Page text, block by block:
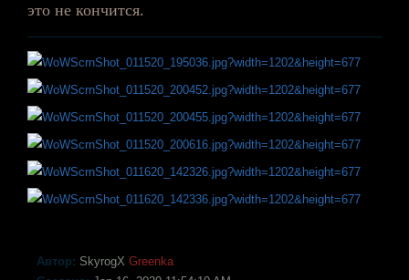
это не кончится.
Автор: SkyrogX Greenka